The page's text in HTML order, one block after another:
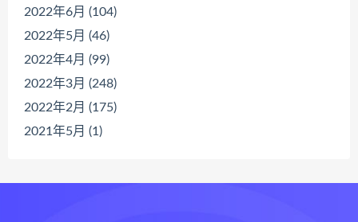
2022年6月 (104)
2022年5月 (46)
2022年4月 (99)
2022年3月 (248)
2022年2月 (175)
2021年5月 (1)